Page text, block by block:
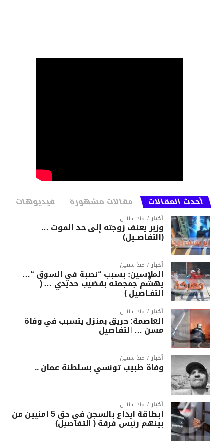
أحدث المقالات مقالات مشهورة فيديوهات
أخبار منذ سنتين
وزير يعنف زوجته إلى حد الموت …
(التفاصــيل)
أخبار منذ سنتين
الملاسين: بسبب “نصبة في السوق “…
يهشّم جمجمته بقضيب حديدي … (
التفـاصيل )
أخبار منذ سنتين
العاصمة: حريق بمنزل يتسبب في وفاة
مسن … التفاصيل
أخبار منذ سنتين
وفاة طبيب تونسي بسلطنة عمان ..
أخبار منذ سنتين
ابطاقة ايداع بالسجن في حق 5 امنيين من
بينهم رئيس فرقة ( التفاصيل)